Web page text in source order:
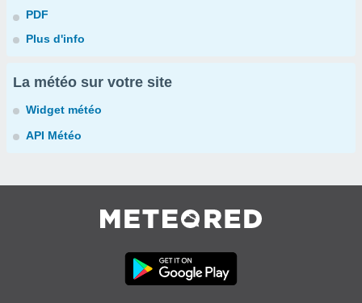
PDF
Plus d'info
La météo sur votre site
Widget météo
API Météo